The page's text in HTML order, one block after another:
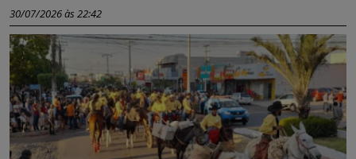
30/07/2026 às 22:42